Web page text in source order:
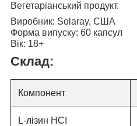
Вегетаріанський продукт.
Виробник: Solaray, США
Форма випуску: 60 капсул
Вік: 18+
Склад:
Компонент
L-лізин HCI